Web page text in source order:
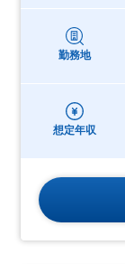
勤務地
想定年収